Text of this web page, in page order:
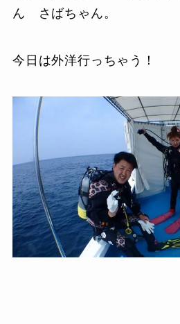
ん さばちゃん。
今日は外洋行っちゃう！